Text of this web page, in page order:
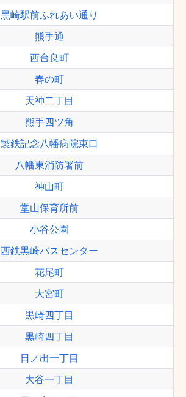
黒崎駅前ふれあい通り
熊手通
西台良町
春の町
天神二丁目
熊手四ツ角
製鉄記念八幡病院東口
八幡東消防署前
神山町
堂山保育所前
小谷公園
西鉄黒崎バスセンター
花尾町
大宮町
黒崎四丁目
黒崎四丁目
日ノ出一丁目
大谷一丁目